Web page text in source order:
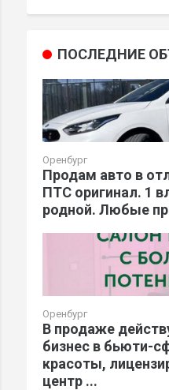
ПОСЛЕДНИЕ
Оренбург
Продам авто в
ПТС оригинал. 1
родной. Любые
Оренбург
В продаже
бизнес в бьюти-
красоты,
центр ...